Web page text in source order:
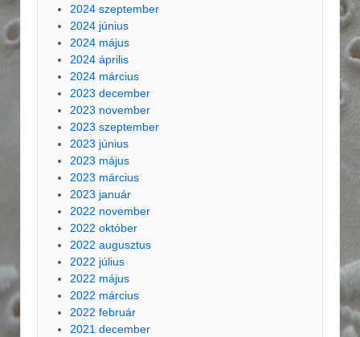
2024 szeptember
2024 június
2024 május
2024 április
2024 március
2023 december
2023 november
2023 szeptember
2023 június
2023 május
2023 március
2023 január
2022 november
2022 október
2022 augusztus
2022 július
2022 május
2022 március
2022 február
2021 december